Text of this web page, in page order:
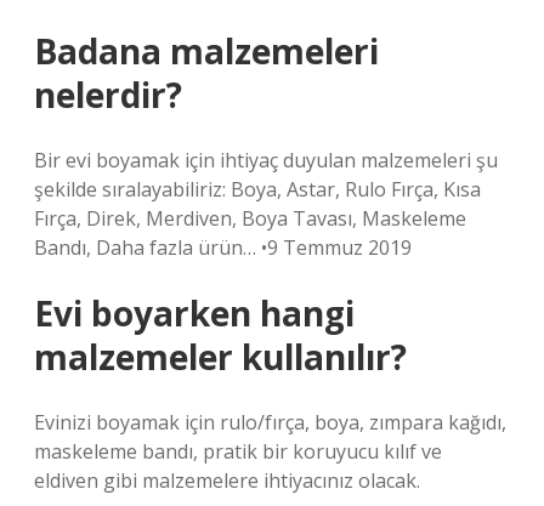
Badana malzemeleri
nelerdir?
Bir evi boyamak için ihtiyaç duyulan malzemeleri şu
şekilde sıralayabiliriz: Boya, Astar, Rulo Fırça, Kısa
Fırça, Direk, Merdiven, Boya Tavası, Maskeleme
Bandı, Daha fazla ürün… •9 Temmuz 2019
Evi boyarken hangi
malzemeler kullanılır?
Evinizi boyamak için rulo/fırça, boya, zımpara kağıdı,
maskeleme bandı, pratik bir koruyucu kılıf ve
eldiven gibi malzemelere ihtiyacınız olacak.